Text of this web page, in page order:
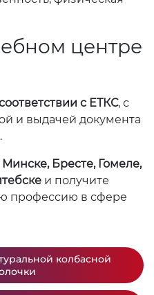
центре
с ЕТКС, с
и выдачей документа
Минске, Бресте, Гомеле,
и получите
профессию в сфере
колбасной